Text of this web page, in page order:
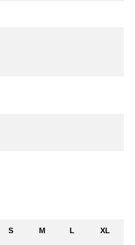
S M L XL